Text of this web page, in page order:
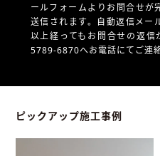
ールフォームよりお問合せが
送信されます。自動返信メー
以上経ってもお問合せの返
5789-6870へお電話にてご連絡
ピックアップ施工事例